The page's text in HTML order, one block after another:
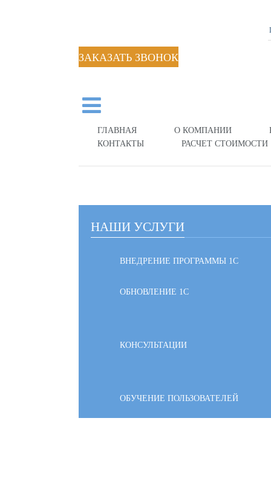
ЗАКАЗАТЬ ЗВОНОК
ГЛАВНАЯ О КОМПАНИИ
КОНТАКТЫ
РАСЧЕТ СТОИМОСТИ
НАШИ УСЛУГИ
ВНЕДРЕНИЕ ПРОГРАММЫ 1С
ОБНОВЛЕНИЕ 1С
КОНСУЛЬТАЦИИ
ОБУЧЕНИЕ ПОЛЬЗОВАТЕЛЕЙ